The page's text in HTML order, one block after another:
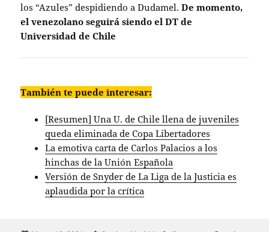
los “Azules” despidiendo a Dudamel.De momento,
el venezolano seguirá siendo el DT de
Universidad de Chile
También te puede interesar:
[Resumen] Una U. de Chile llena de juveniles
queda eliminada de Copa Libertadores
La emotiva carta de Carlos Palacios a los
hinchas de la Unión Española
Versión de Snyder de La Liga de la Justicia es
aplaudida por la crítica